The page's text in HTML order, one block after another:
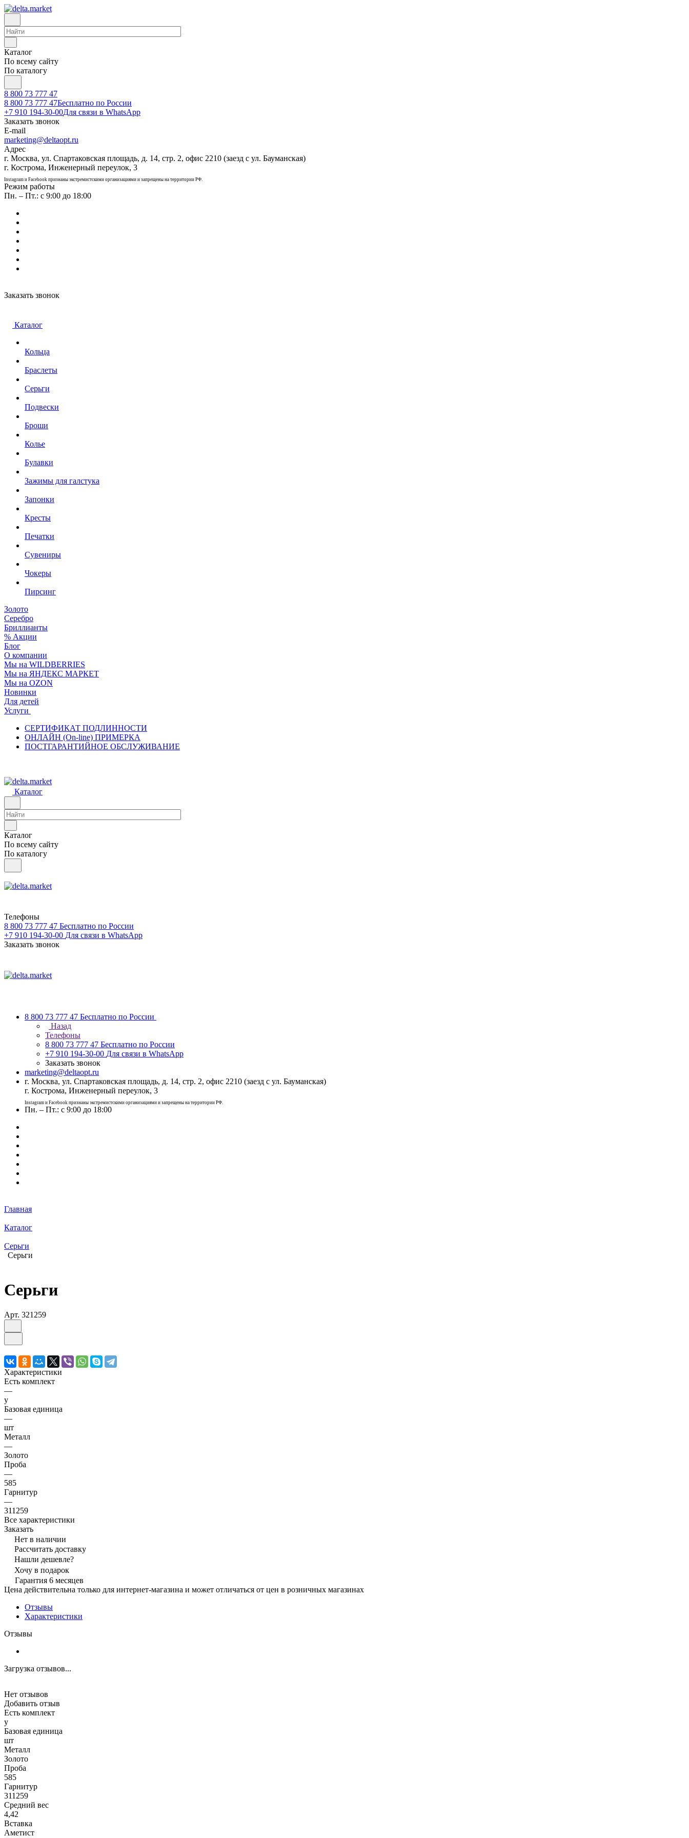
Каталог
По всему сайту
По каталогу
8 800 73 777 47
8 800 73 777 47Бесплатно по России
+7 910 194-30-00Для связи в WhatsApp
Заказать звонок
E-mail
marketing@deltaopt.ru
Адрес
г. Москва, ул. Спартаковская площадь, д. 14, стр. 2, офис 2210 (заезд с ул. Бауманская)
г. Кострома, Инженерный переулок, 3
Instagram и Facebook признаны экстремистскими организациями и запрещены на территории РФ.
Режим работы
Пн. – Пт.: с 9:00 до 18:00
Заказать звонок
Каталог
Кольца
Браслеты
Серьги
Подвески
Броши
Колье
Булавки
Зажимы для галстука
Запонки
Кресты
Печатки
Сувениры
Чокеры
Пирсинг
Золото
Серебро
Бриллианты
% Акции
Блог
О компании
Мы на WILDBERRIES
Мы на ЯНДЕКС МАРКЕТ
Мы на OZON
Новинки
Для детей
Услуги
СЕРТИФИКАТ ПОДЛИННОСТИ
ОНЛАЙН (On-line) ПРИМЕРКА
ПОСТГАРАНТИЙНОЕ ОБСЛУЖИВАНИЕ
Каталог
Каталог
По всему сайту
По каталогу
Телефоны
8 800 73 777 47 Бесплатно по России
+7 910 194-30-00 Для связи в WhatsApp
Заказать звонок
8 800 73 777 47 Бесплатно по России
Назад
Телефоны
8 800 73 777 47 Бесплатно по России
+7 910 194-30-00 Для связи в WhatsApp
Заказать звонок
marketing@deltaopt.ru
г. Москва, ул. Спартаковская площадь, д. 14, стр. 2, офис 2210 (заезд с ул. Бауманская)
г. Кострома, Инженерный переулок, 3
Instagram и Facebook признаны экстремистскими организациями и запрещены на территории РФ.
Пн. – Пт.: с 9:00 до 18:00
Главная
Каталог
Серьги
Серьги
Серьги
Арт. 321259
Характеристики
Есть комплект
—
y
Базовая единица
—
шт
Металл
—
Золото
Проба
—
585
Гарнитур
—
311259
Все характеристики
Заказать
Нет в наличии
Рассчитать доставку
Нашли дешевле?
Хочу в подарок
Гарантия 6 месяцев
Цена действительна только для интернет-магазина и может отличаться от цен в розничных магазинах
Отзывы
Характеристики
Отзывы
Загрузка отзывов...
Нет отзывов
Добавить отзыв
Есть комплект
y
Базовая единица
шт
Металл
Золото
Проба
585
Гарнитур
311259
Средний вес
4,42
Вставка
Аметист